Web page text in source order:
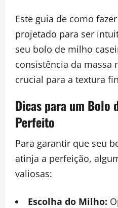
Este guia de como
projetado para ser
seu bolo de milho
consistência da massa
crucial para a textura
Dicas para um Bolo
Perfeito
Para garantir que seu
atinja a perfeição,
valiosas:
Escolha do Milho: